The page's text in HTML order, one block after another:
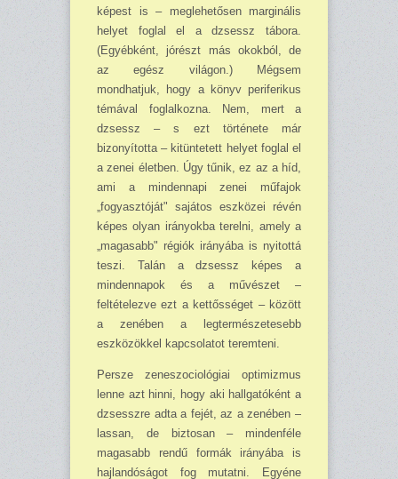
képest is – meglehető­sen marginális
helyet foglal el a dzsessz tá­bora.
(Egyébként, jórészt más okokból, de
az egész világon.) Mégsem
mondhatjuk, hogy a könyv periferikus
témával foglalkozna. Nem, mert a
dzsessz – s ezt története már
bizonyította – kitüntetett helyet foglal el
a zenei életben. Úgy tűnik, ez az a híd,
ami a mindennapi zenei műfajok
„fogyasztóját" sajátos eszközei révén
képes olyan irányokba terelni, amely a
„magasabb" régiók irányá­ba is nyitottá
teszi. Talán a dzsessz képes a
mindennapok és a művészet –
feltételezve ezt a kettősséget – között
a zenében a leg­természetesebb
eszközökkel kapcsolatot te­remteni.
Persze zeneszociológiai optimizmus
lenne azt hinni, hogy aki hallgatóként a
dzsesszre adta a fejét, az a zenében –
lassan, de biz­tosan – mindenféle
magasabb rendű formák irányába is
hajlandóságot fog mutatni. Egyé­ne